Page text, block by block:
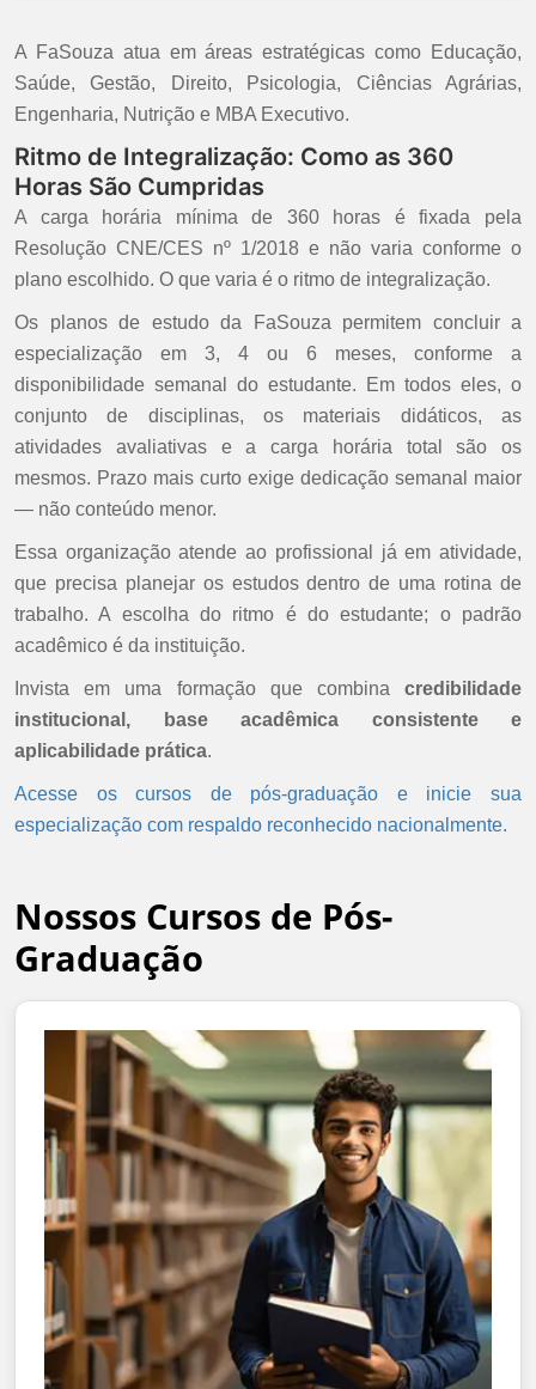
A FaSouza atua em áreas estratégicas como Educação,
Saúde, Gestão, Direito, Psicologia, Ciências Agrárias,
Engenharia, Nutrição e MBA Executivo.
Ritmo de Integralização: Como as 360
Horas São Cumpridas
A carga horária mínima de 360 horas é fixada pela
Resolução CNE/CES nº 1/2018 e não varia conforme o
plano escolhido. O que varia é o ritmo de integralização.
Os planos de estudo da FaSouza permitem concluir a
especialização em 3, 4 ou 6 meses, conforme a
disponibilidade semanal do estudante. Em todos eles, o
conjunto de disciplinas, os materiais didáticos, as
atividades avaliativas e a carga horária total são os
mesmos. Prazo mais curto exige dedicação semanal maior
— não conteúdo menor.
Essa organização atende ao profissional já em atividade,
que precisa planejar os estudos dentro de uma rotina de
trabalho. A escolha do ritmo é do estudante; o padrão
acadêmico é da instituição.
Invista em uma formação que combina credibilidade
institucional, base acadêmica consistente e
aplicabilidade prática.
Acesse os cursos de pós-graduação e inicie sua
especialização com respaldo reconhecido nacionalmente.
Nossos Cursos de Pós-
Graduação